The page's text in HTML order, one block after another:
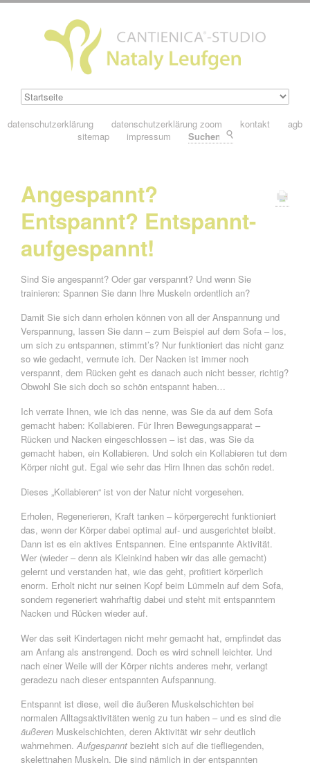
datenschutzerklärung datenschutzerklärung zoom kontakt
agb
sitemap
impressum
Angespannt?
Entspannt? Entspannt-
aufgespannt!
Sind Sie angespannt? Oder gar verspannt? Und wenn Sie
trainieren: Spannen Sie dann Ihre Muskeln ordentlich an?
Damit Sie sich dann erholen können von all der Anspannung und
Verspannung, lassen Sie dann – zum Beispiel auf dem Sofa – los,
um sich zu entspannen, stimmt’s? Nur funktioniert das nicht ganz
so wie gedacht, vermute ich. Der Nacken ist immer noch
verspannt, dem Rücken geht es danach auch nicht besser, richtig?
Obwohl Sie sich doch so schön entspannt haben…
Ich verrate Ihnen, wie ich das nenne, was Sie da auf dem Sofa
gemacht haben: Kollabieren. Für Ihren Bewegungsapparat –
Rücken und Nacken eingeschlossen – ist das, was Sie da
gemacht haben, ein Kollabieren. Und solch ein Kollabieren tut dem
Körper nicht gut. Egal wie sehr das Hirn Ihnen das schön redet.
Dieses „Kollabieren“ ist von der Natur nicht vorgesehen.
Erholen, Regenerieren, Kraft tanken – körpergerecht funktioniert
das, wenn der Körper dabei optimal auf- und ausgerichtet bleibt.
Dann ist es ein aktives Entspannen. Eine entspannte Aktivität.
Wer (wieder – denn als Kleinkind haben wir das alle gemacht)
gelernt und verstanden hat, wie das geht, profitiert körperlich
enorm. Erholt nicht nur seinen Kopf beim Lümmeln auf dem Sofa,
sondern regeneriert wahrhaftig dabei und steht mit entspanntem
Nacken und Rücken wieder auf.
Wer das seit Kindertagen nicht mehr gemacht hat, empfindet das
am Anfang als anstrengend. Doch es wird schnell leichter. Und
nach einer Weile will der Körper nichts anderes mehr, verlangt
geradezu nach dieser entspannten Aufspannung.
Entspannt ist diese, weil die äußeren Muskelschichten bei
normalen Alltagsaktivitäten wenig zu tun haben – und es sind die
äußerenMuskelschichten, deren Aktivität wir sehr deutlich
wahrnehmen. Aufgespanntbezieht sich auf die tiefliegenden,
skelettnahen Muskeln. Die sind nämlich in der entspannten